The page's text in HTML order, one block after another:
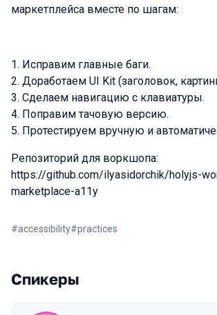
маркетплейса вместе по шагам:
Исправим главные баги.
Доработаем UI Kit (заголовок,
Сделаем навигацию с клавиатуры.
Поправим тачовую версию.
Протестируем вручную и
Репозиторий для воркшопа:
https://github.com/ilyasidorchik/holyjs-
marketplace-a11y
#accessibility#practices
Спикеры